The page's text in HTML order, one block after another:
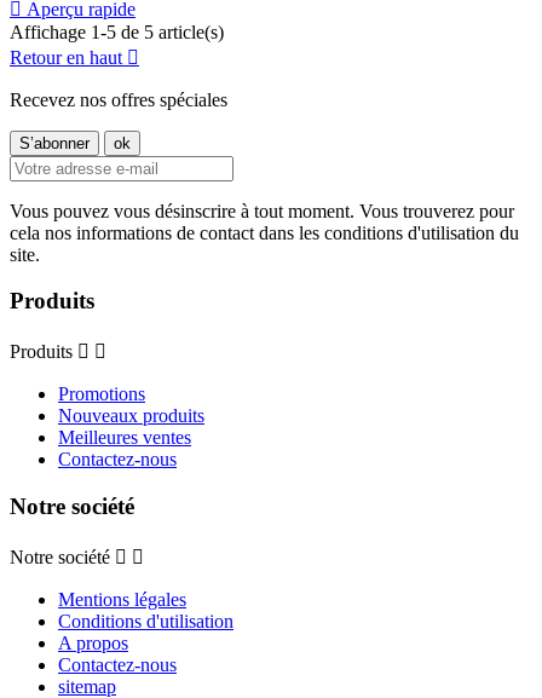
 Aperçu rapide
Affichage 1-5 de 5 article(s)
Retour en haut 
Recevez nos offres spéciales
Vous pouvez vous désinscrire à tout moment. Vous trouverez pour
cela nos informations de contact dans les conditions d'utilisation du
site.
Produits
Produits  
Promotions
Nouveaux produits
Meilleures ventes
Contactez-nous
Notre société
Notre société  
Mentions légales
Conditions d'utilisation
A propos
Contactez-nous
sitemap